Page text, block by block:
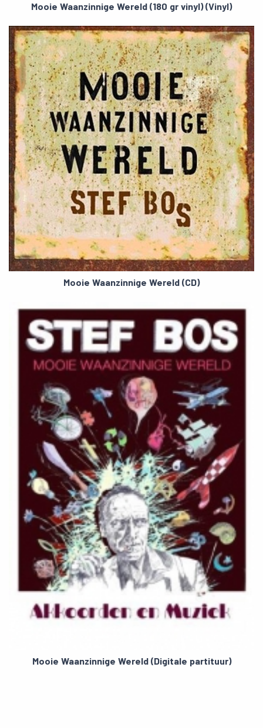
Mooie Waanzinnige Wereld (180 gr vinyl) (Vinyl)
Mooie Waanzinnige Wereld (CD)
Mooie Waanzinnige Wereld (Digitale partituur)